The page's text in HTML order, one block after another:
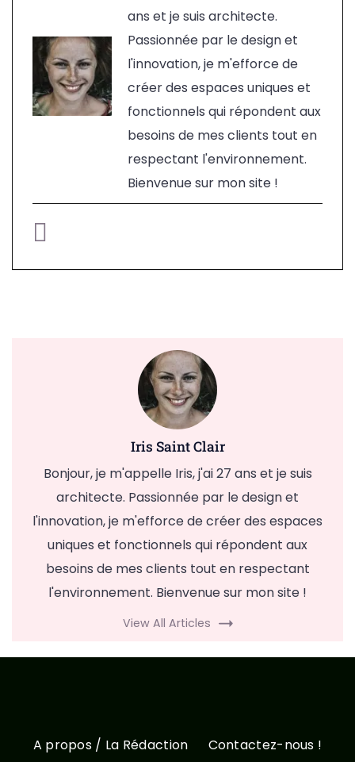
ans et je suis architecte.
Passionnée par le design et
l'innovation, je m'efforce de
créer des espaces uniques et
fonctionnels qui répondent aux
besoins de mes clients tout en
respectant l'environnement.
Bienvenue sur mon site !
Iris Saint Clair
Bonjour, je m'appelle Iris, j'ai 27 ans et je suis
architecte. Passionnée par le design et
l'innovation, je m'efforce de créer des espaces
uniques et fonctionnels qui répondent aux
besoins de mes clients tout en respectant
l'environnement. Bienvenue sur mon site !
View All Articles
A propos / La Rédaction
Contactez-nous !